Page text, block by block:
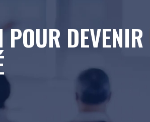
DEVENIR